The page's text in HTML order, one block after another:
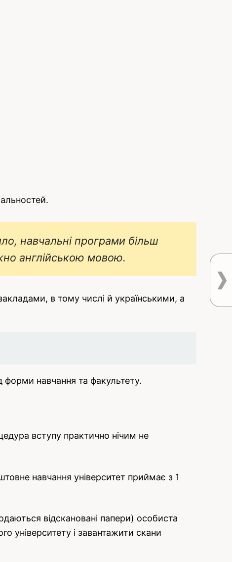
навчальні програми більш
англійською мовою.
в тому числі й українськими, а
форми навчання та факультету.
вступу практично нічим не
навчання університет приймає з 1
відскановані папери) особиста
університету і завантажити скани